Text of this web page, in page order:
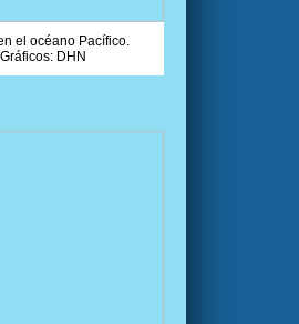
el océano Pacífico.
DHN